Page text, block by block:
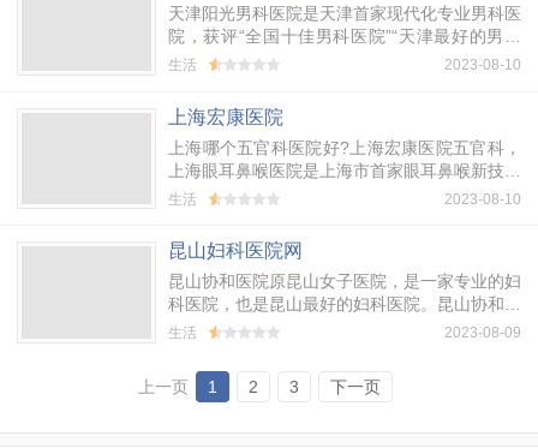
天津阳光男科医院是天津首家现代化专业男科医
院，获评“全国十佳男科医院”“天津最好的男科
医院”“医疗质量诚信十强男科专科医院”，全心
生活 2023-08-10
上海宏康医院
上海哪个五官科医院好?上海宏康医院五官科，
上海眼耳鼻喉医院是上海市首家眼耳鼻喉新技术
示范推广基地之一，是百姓公认的在“医德、医
者，连续多年被患者评为上海最好的眼耳鼻喉医
院。
生活 2023-08-10
昆山妇科医院网
昆山协和医院原昆山女子医院，是一家专业的妇
科医院，也是昆山最好的妇科医院。昆山协和医
院技术精湛，服务到位，价格公道，并且是昆山
子宫肌瘤、宫颈糜烂、腋臭等妇科疾病。
生活 2023-08-09
上一页 1 2 3 下一页